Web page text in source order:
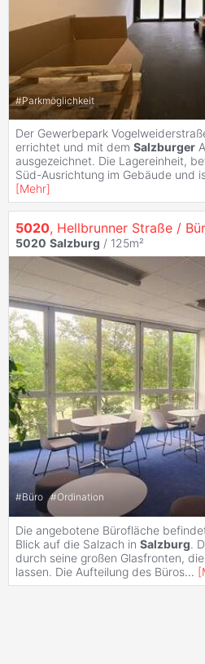
#Parkmöglichkeit
Der Gewerbepark
errichtet und mit dem Salzburger
ausgezeichnet. Die Lagereinheit,
Süd-Ausrichtung im Gebäude und
[Mehr]
5020, Hellbrunner Straße / Bürofläche mit Festungs- und
5020 Salzburg / 125m²
#Büro #Ordination
Die angebotene Bürofläche
Blick auf die Salzach in Salzburg.
durch seine großen Glasfronten,
lassen. Die Aufteilung des Büros... [